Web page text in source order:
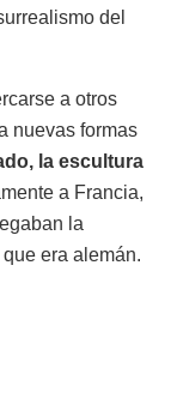
del
a otros
nuevas formas
la escultura
a Francia,
la
era alemán.